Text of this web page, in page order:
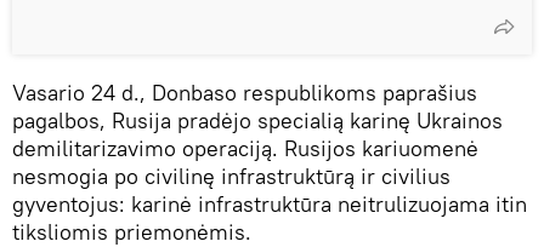
Vasario 24 d., Donbaso respublikoms paprašius
pagalbos, Rusija pradėjo specialią karinę Ukrainos
demilitarizavimo operaciją. Rusijos kariuomenė
nesmogia po civilinę infrastruktūrą ir civilius
gyventojus: karinė infrastruktūra neitrulizuojama itin
tiksliomis priemonėmis.